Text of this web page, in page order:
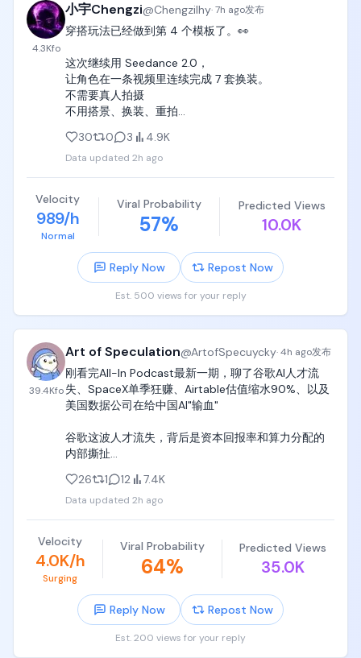
4.3Kfo
小宇Chengzi@Chengzilhy·7h ago发布
穿搭玩法已经做到第 4 个模板了。👀
这次继续用 Seedance 2.0，
让角色在一条视频里连续完成 7 套换装。
不需要真人拍摄
不用搭景、换装、重拍
同时完成审美展示、穿搭种草和账号吸粉。🔥
最近已经和群里的小伙伴开始跑账号
一套成熟的模板，就可以不断换角色、换穿搭、持续
产出内容。
30 0 3 4.9K
Data updated 2h ago
Velocity
989/h
Normal
Viral Probability
57%
Predicted Views
10.0K
Reply Now Repost Now
Est. 500 views for your reply
39.4Kfo
Art of Speculation@ArtofSpecuycky·4h ago发布
刚看完All-In Podcast最新一期，聊了谷歌AI人才流
失、SpaceX单季狂赚、Airtable估值缩水90%、以及
美国数据公司在给中国AI"输血"
谷歌这波人才流失，背后是资本回报率和算力分配的
内部撕扯
(升任董事长兼首席科学家)，Gemini联合负责人等也
离职了。更劲爆的是谷歌27年的功勋科学家、员工编
号第30号的Jeff Dean，直接带着一批顶尖AI科学家离
职创业，成立了专注AI科学突破的新公司Discovery
Loop，消息一出谷歌市值缩水了4%。
嘉宾们分析背后的核心逻辑是资本回报率的博弈。谷
歌今年承诺了近2000亿美元的AI资本支出，对董事会
来说，把钱投进数据中心和算力基础设施能通过云服
务拿到稳定的高利润回报，属于高阿尔法、低贝塔的
多。更深层的矛盾是，Google Cloud想把算力出租给
26 1 12 7.4K
Data updated 2h ago
Velocity
4.0K/h
Surging
Viral Probability
64%
Predicted Views
35.0K
Reply Now Repost Now
Est. 200 views for your reply